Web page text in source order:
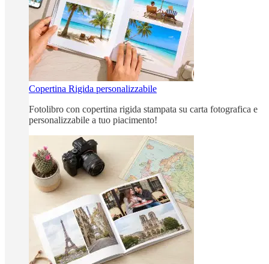
Copertina Rigida personalizzabile
Fotolibro con copertina rigida stampata su carta fotografica e
personalizzabile a tuo piacimento!